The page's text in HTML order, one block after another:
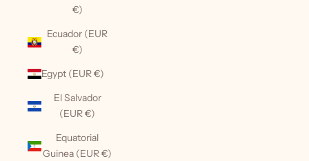
€)
Ecuador (EUR
€)
Egypt (EUR €)
El Salvador
(EUR €)
Equatorial
Guinea (EUR €)